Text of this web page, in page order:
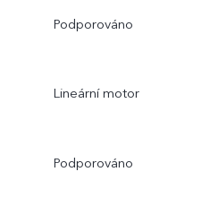
Podporováno
Lineární motor
Podporováno